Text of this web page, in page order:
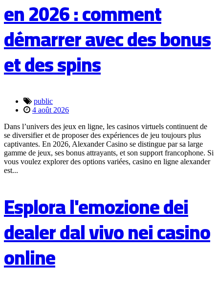
en 2026 : comment
démarrer avec des bonus
et des spins
public
4 août 2026
Dans l’univers des jeux en ligne, les casinos virtuels continuent de
se diversifier et de proposer des expériences de jeu toujours plus
captivantes. En 2026, Alexander Casino se distingue par sa large
gamme de jeux, ses bonus attrayants, et son support francophone. Si
vous voulez explorer des options variées, casino en ligne alexander
est...
Esplora l'emozione dei
dealer dal vivo nei casino
online